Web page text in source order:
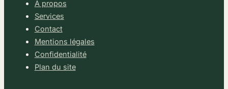
À propos
Services
Contact
Mentions légales
Confidentialité
Plan du site